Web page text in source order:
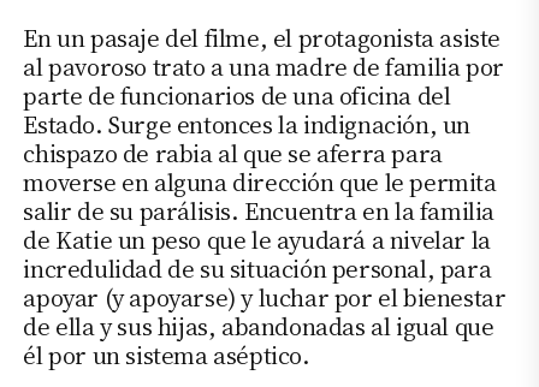
En un pasaje del filme, el protagonista asiste
al pavoroso trato a una madre de familia por
parte de funcionarios de una oficina del
Estado. Surge entonces la indignación, un
chispazo de rabia al que se aferra para
moverse en alguna dirección que le permita
salir de su parálisis. Encuentra en la familia
de Katie un peso que le ayudará a nivelar la
incredulidad de su situación personal, para
apoyar (y apoyarse) y luchar por el bienestar
de ella y sus hijas, abandonadas al igual que
él por un sistema aséptico.